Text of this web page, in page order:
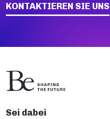
KONTAKTIEREN SIE UNS
Sei dabei